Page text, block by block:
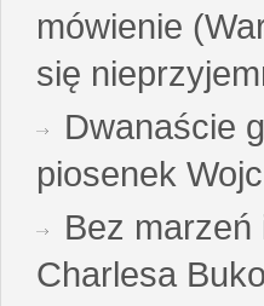
mówienie
się
Dwanaście
piosenek
Bez marzeń
Charlesa